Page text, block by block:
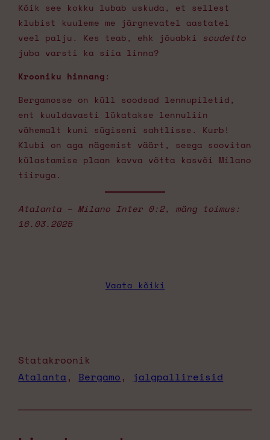
Kõik see kokku lubab uskuda, et sellest
klubist kuuleme me järgnevatel aastatel
veel palju. Kes teab, ehk jõuabki scudetto
juba varsti ka siia linna?
Krooniku hinnang:
Bergamosse on küll soodsad lennupiletid,
ent kuuldavasti lükatakse lennuliin
vähemalt kuni sügiseni sahtlisse. Kurb!
Klubi on aga nägemist väärt, seega soovitan
külastamise plaan kavva võtta kasvõi Milano
tiiruga.
Atalanta – Milano Inter 0:2, mäng toimus:
16.03.2025
Vaata kõiki
Statakroonik
Atalanta , Bergamo , jalgpallireisid